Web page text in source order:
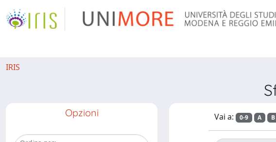
IRIS
Opzioni Vai a: 0-9 A B